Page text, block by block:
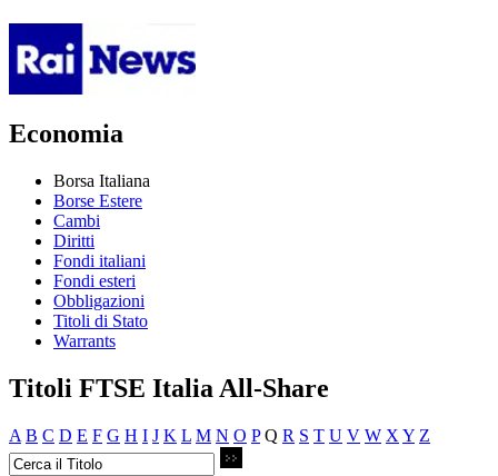
Economia
Borsa Italiana
Borse Estere
Cambi
Diritti
Fondi italiani
Fondi esteri
Obbligazioni
Titoli di Stato
Warrants
Titoli FTSE Italia All-Share
A B C D E F G H I J K L M N O P Q R S T U V W X Y Z